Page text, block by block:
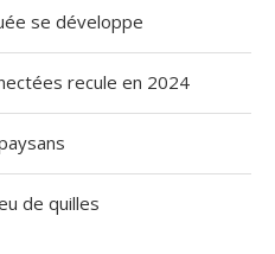
se développe
recule en 2024
de quilles